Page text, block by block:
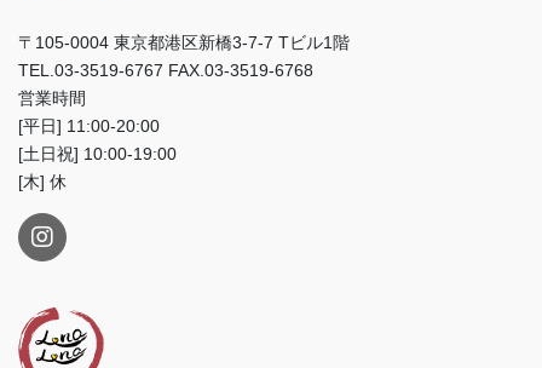
〒105-0004 東京都港区新橋3-7-7 Tビル1階
TEL.03-3519-6767 FAX.03-3519-6768
営業時間
[平日] 11:00-20:00
[土日祝] 10:00-19:00
[木] 休